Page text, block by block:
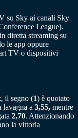
su Sky ai canali Sky
League).
diretta streaming su
le app oppure
TV o dispositivi
, il segno (1) è quotato
lavagna a 3,55, mentre
2,70. Attenzionando
la vittoria